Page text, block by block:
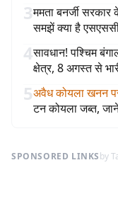
3ममता बनर्जी सरकार
समझें क्या है एसएससी
4सावधान! पश्चिम
क्षेत्र, 8 अगस्त से
5अवैध कोयला खनन
टन कोयला जब्त,
SPONSORED LINKSby